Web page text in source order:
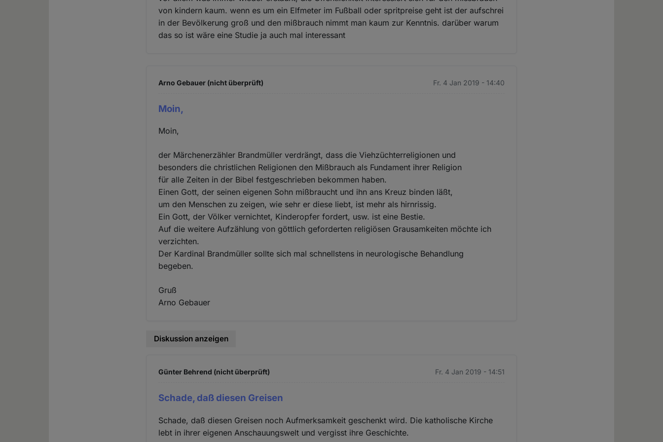
von kindern kaum. wenn es um ein Elfmeter im Fußball oder spritpreise geht ist der aufschrei
in der Bevölkerung groß und den mißbrauch nimmt man kaum zur Kenntnis. darüber warum
das so ist wäre eine Studie ja auch mal interessant
Arno Gebauer (nicht überprüft) Fr. 4 Jan 2019 - 14:40
Moin,
Moin,
der Märchenerzähler Brandmüller verdrängt, dass die Viehzüchterreligionen und
besonders die christlichen Religionen den Mißbrauch als Fundament ihrer Religion
für alle Zeiten in der Bibel festgeschrieben bekommen haben.
Einen Gott, der seinen eigenen Sohn mißbraucht und ihn ans Kreuz binden läßt,
um den Menschen zu zeigen, wie sehr er diese liebt, ist mehr als hirnrissig.
Ein Gott, der Völker vernichtet, Kinderopfer fordert, usw. ist eine Bestie.
Auf die weitere Aufzählung von göttlich geforderten religiösen Grausamkeiten möchte ich
verzichten.
Der Kardinal Brandmüller sollte sich mal schnellstens in neurologische Behandlung
begeben.
Gruß
Arno Gebauer
Diskussion anzeigen
Günter Behrend (nicht überprüft) Fr. 4 Jan 2019 - 14:51
Schade, daß diesen Greisen
Schade, daß diesen Greisen noch Aufmerksamkeit geschenkt wird. Die katholische Kirche
lebt in ihrer eigenen Anschauungswelt und vergisst ihre Geschichte.